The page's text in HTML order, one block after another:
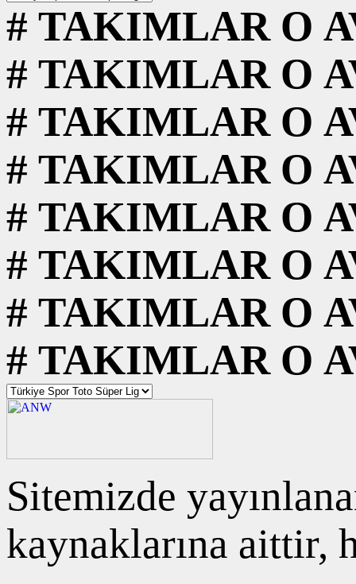
# TAKIMLAR O
# TAKIMLAR O
# TAKIMLAR O
# TAKIMLAR O
# TAKIMLAR O
# TAKIMLAR O
# TAKIMLAR O
# TAKIMLAR O
Sitemizde
kaynaklarına aittir,